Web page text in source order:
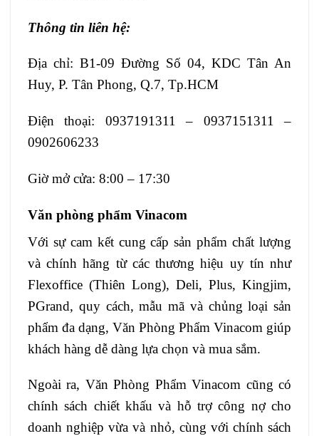
Thông tin liên hệ:
Địa chỉ: B1-09 Đường Số 04, KDC Tân An
Huy, P. Tân Phong, Q.7, Tp.HCM
Điện thoại: 0937191311 – 0937151311 –
0902606233
Giờ mở cửa: 8:00 – 17:30
Văn phòng phẩm Vinacom
Với sự cam kết cung cấp sản phẩm chất lượng
và chính hãng từ các thương hiệu uy tín như
Flexoffice (Thiên Long), Deli, Plus, Kingjim,
PGrand, quy cách, mẫu mã và chủng loại sản
phẩm đa dạng, Văn Phòng Phẩm Vinacom giúp
khách hàng dễ dàng lựa chọn và mua sắm.
Ngoài ra, Văn Phòng Phẩm Vinacom cũng có
chính sách chiết khấu và hỗ trợ công nợ cho
doanh nghiệp vừa và nhỏ, cùng với chính sách